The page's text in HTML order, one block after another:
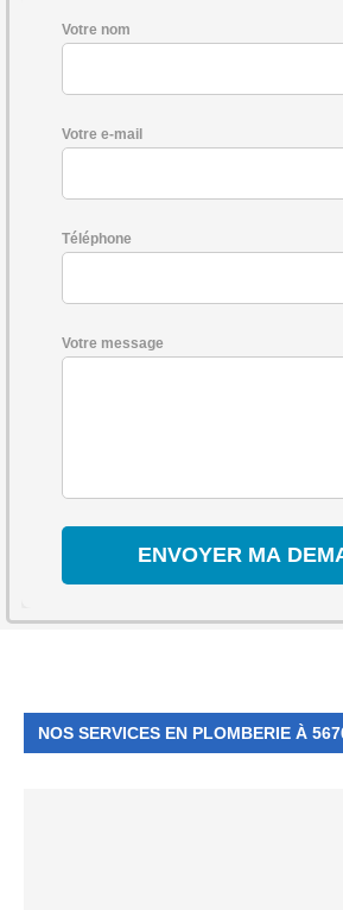
Votre nom
Votre e-mail
Téléphone
Votre message
NOS SERVICES EN PLOMBERIE À